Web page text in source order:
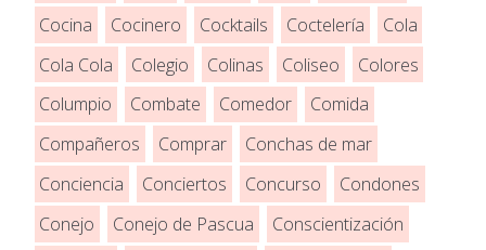
Cocina
Cocinero Cocktails Coctelería
Cola
Cola Cola
Colegio Colinas Coliseo
Colores
Columpio
Combate Comedor
Comida
Compañeros
Comprar
Conchas de mar
Conciencia
Conciertos Concurso
Condones
Conejo
Conejo de Pascua
Conscientización